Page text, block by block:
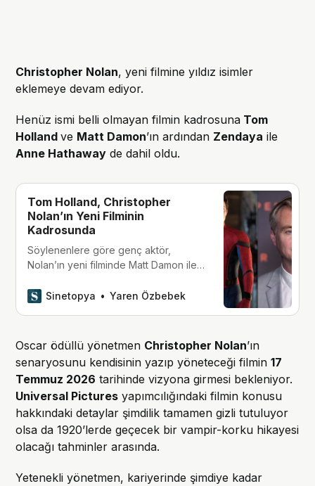
Christopher Nolan, yeni filmine yıldız isimler
eklemeye devam ediyor.
Henüz ismi belli olmayan filmin kadrosuna Tom
Hollandve Matt Damon’ın ardından Zendaya ile
Anne Hathaway de dahil oldu.
Tom Holland, Christopher
Nolan’ın Yeni Filminin
Kadrosunda
Söylenenlere göre genç aktör,
Nolan’ın yeni filminde Matt Damon ile
Sinetopya
Yaren Özbebek
Oscar ödüllü yönetmen Christopher Nolan’ın
senaryosunu kendisinin yazıp yöneteceği filmin17
Temmuz 2026 tarihinde vizyona girmesi bekleniyor.
Universal Pictures yapımcılığındaki filmin konusu
hakkındaki detaylar şimdilik tamamen gizli tutuluyor
olsa da 1920’lerde geçecek bir vampir-korku hikayesi
olacağı tahminler arasında.
Yetenekli yönetmen, kariyerinde şimdiye kadar